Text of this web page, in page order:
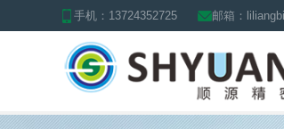
手机：13724352725 邮箱：